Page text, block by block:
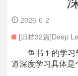
2026-6-2
[归档32篇]Deep
鱼书 1 的学
道深度学习具体是